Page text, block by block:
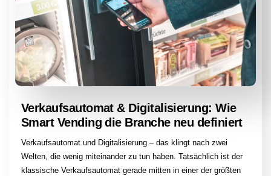
Verkaufsautomat & Digitalisierung: Wie
Smart Vending die Branche neu definiert
Verkaufsautomat und Digitalisierung – das klingt nach zwei
Welten, die wenig miteinander zu tun haben. Tatsächlich ist der
klassische Verkaufsautomat gerade mitten in einer der größten